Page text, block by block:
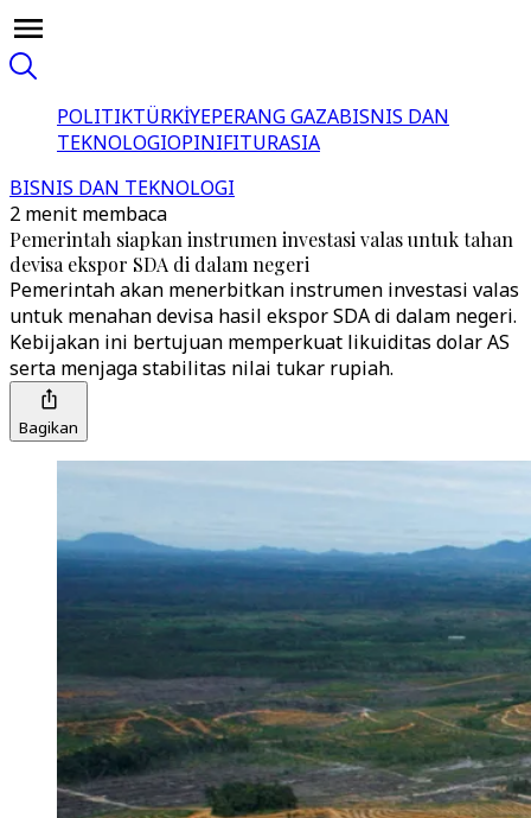
POLITIKTÜRKİYEPERANG GAZABISNIS DAN
TEKNOLOGIOPINIFITURASIA
BISNIS DAN TEKNOLOGI
2 menit membaca
Pemerintah siapkan instrumen investasi valas untuk tahan
devisa ekspor SDA di dalam negeri
Pemerintah akan menerbitkan instrumen investasi valas
untuk menahan devisa hasil ekspor SDA di dalam negeri.
Kebijakan ini bertujuan memperkuat likuiditas dolar AS
serta menjaga stabilitas nilai tukar rupiah.
Bagikan